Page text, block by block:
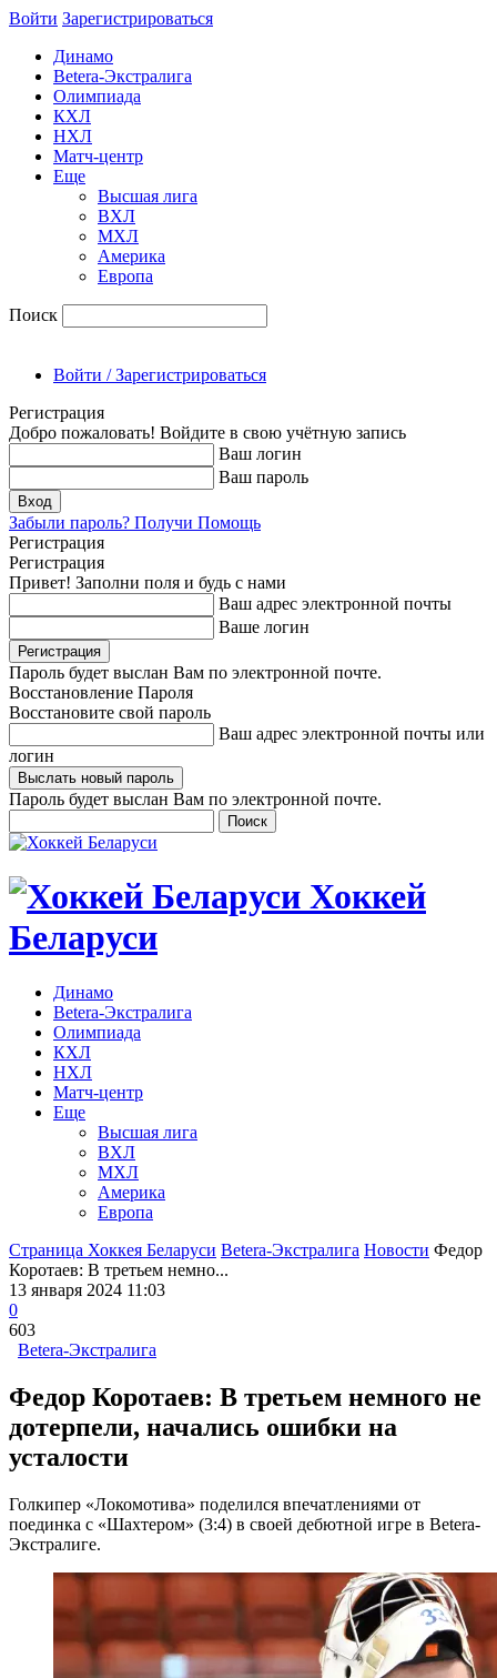
Войти Зарегиcтрироваться
Динамо
Betera-Экстралига
Олимпиада
КХЛ
НХЛ
Матч-центр
Еще
Высшая лига
ВХЛ
МХЛ
Америка
Европа
Поиск
Войти / Зарегистрироваться
Регистрация
Добро пожаловать! Войдите в свою учётную запись
Ваш логин
Ваш пароль
Забыли пароль? Получи Помощь
Регистрация
Регистрация
Привет! Заполни поля и будь с нами
Ваш адрес электронной почты
Ваше логин
Пароль будет выслан Вам по электронной почте.
Восстановление Пароля
Восстановите свой пароль
Ваш адрес электронной почты или
логин
Пароль будет выслан Вам по электронной почте.
Хоккей
Беларуси
Динамо
Betera-Экстралига
Олимпиада
КХЛ
НХЛ
Матч-центр
Еще
Высшая лига
ВХЛ
МХЛ
Америка
Европа
Страница Хоккея Беларуси Betera-Экстралига Новости Федор
Коротаев: В третьем немно...
13 января 2024 11:03
0
603
Betera-Экстралига
Федор Коротаев: В третьем немного не
дотерпели, начались ошибки на
усталости
Голкипер «Локомотива» поделился впечатлениями от
поединка с «Шахтером» (3:4) в своей дебютной игре в Betera-
Экстралиге.